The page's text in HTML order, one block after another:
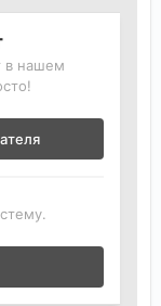
в нашем